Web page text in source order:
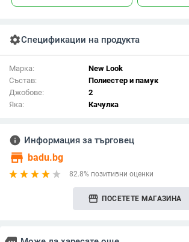
settingsСпецификации на продукта
Марка:
New Look
Състав:
Полиестер и памук
Джобове:
2
Яка:
Качулка
info Информация за търговец
store badu.bg
82.8% позитивни оценки
storefront ПОСЕТЕТЕ МАГАЗИНА